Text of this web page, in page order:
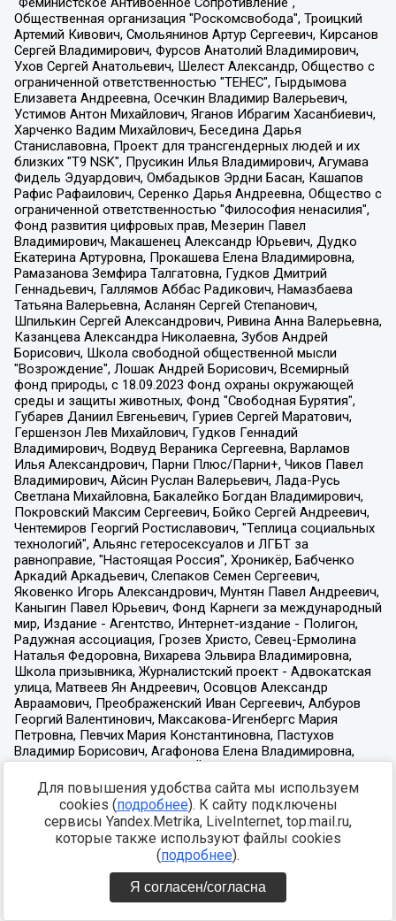
Для повышения удобства сайта мы используем
cookies (подробнее). К сайту подключены
сервисы Yandex.Metrika, LiveInternet, top.mail.ru,
которые также используют файлы cookies
(подробнее).
Я согласен/согласна